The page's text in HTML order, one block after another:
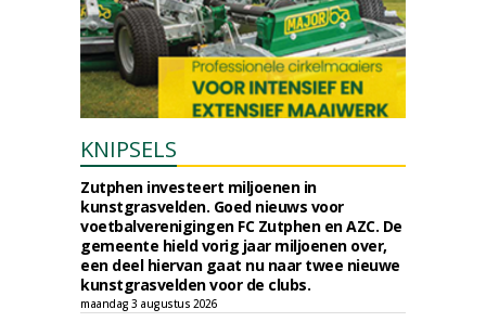
KNIPSELS
Zutphen investeert miljoenen in
kunstgrasvelden. Goed nieuws voor
voetbalverenigingen FC Zutphen en AZC. De
gemeente hield vorig jaar miljoenen over,
een deel hiervan gaat nu naar twee nieuwe
kunstgrasvelden voor de clubs.
maandag 3 augustus 2026